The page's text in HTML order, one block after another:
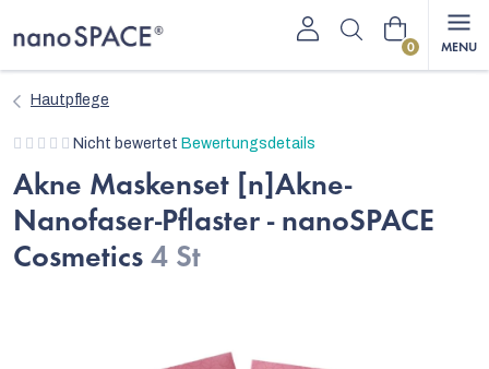
Inhalt
Warenkorb
Hautpflege
Die
durchschnittliche
Produktbewertung
ist
von
Nicht bewertet Bewertungsdetails
Akne Maskenset [n]Akne-
Nanofaser-Pflaster - nanoSPACE
Cosmetics 4 St